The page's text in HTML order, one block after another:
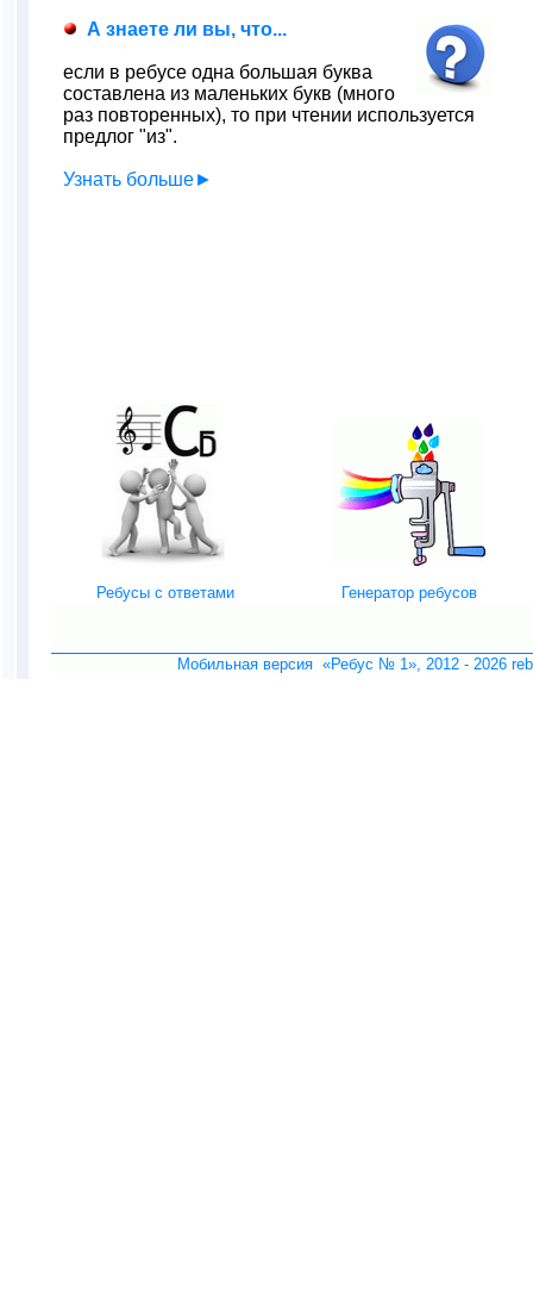
А знаете ли вы, что...
если в ребусе одна большая буква
составлена из маленьких букв (много
раз повторенных), то при чтении используется
предлог "из".
Узнать больше►
Ребусы с ответами Генератор ребусов
Мобильная версия «Ребус № 1», 2012 - 2026